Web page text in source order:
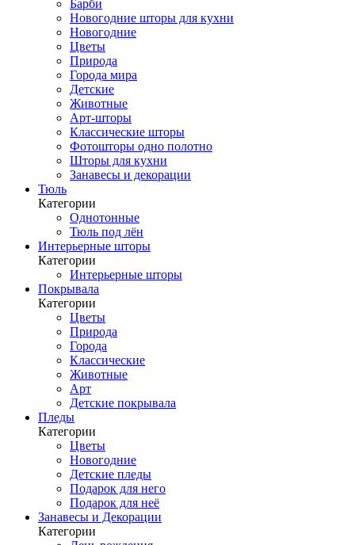
Барби
Новогодние шторы для кухни
Новогодние
Цветы
Природа
Города мира
Детские
Животные
Арт-шторы
Классические шторы
Фотошторы одно полотно
Шторы для кухни
Занавесы и декорации
Тюль
Категории
Однотонные
Тюль под лён
Интерьерные шторы
Категории
Интерьерные шторы
Покрывала
Категории
Цветы
Природа
Города
Классические
Животные
Арт
Детские покрывала
Пледы
Категории
Цветы
Новогодние
Детские пледы
Подарок для него
Подарок для неё
Занавесы и Декорации
Категории